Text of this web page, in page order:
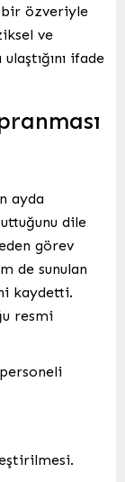
bir özveriyle
ve
ifade
ayda
dile
görev
de sunulan
kaydetti.
resmi